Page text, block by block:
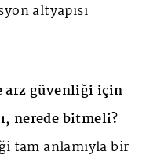
altyapısı
arz güvenliği için
nerede bitmeli?
tam anlamıyla bir